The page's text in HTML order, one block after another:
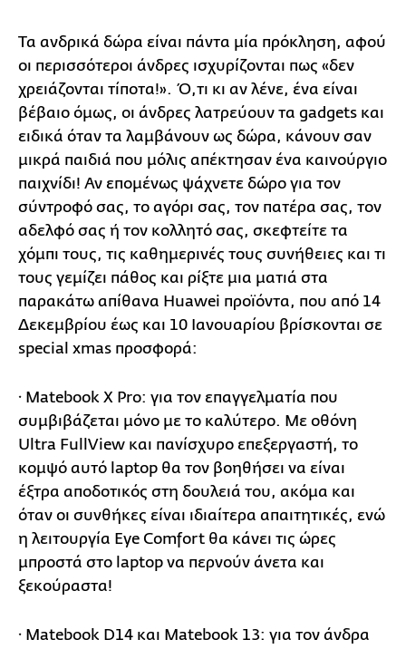
Τα ανδρικά δώρα είναι πάντα μία πρόκληση, αφού
οι περισσότεροι άνδρες ισχυρίζονται πως «δεν
χρειάζονται τίποτα!». Ό,τι κι αν λένε, ένα είναι
βέβαιο όμως, οι άνδρες λατρεύουν τα gadgets και
ειδικά όταν τα λαμβάνουν ως δώρα, κάνουν σαν
μικρά παιδιά που μόλις απέκτησαν ένα καινούργιο
παιχνίδι! Αν επομένως ψάχνετε δώρο για τον
σύντροφό σας, το αγόρι σας, τον πατέρα σας, τον
αδελφό σας ή τον κολλητό σας, σκεφτείτε τα
χόμπι τους, τις καθημερινές τους συνήθειες και τι
τους γεμίζει πάθος και ρίξτε μια ματιά στα
παρακάτω απίθανα Huawei προϊόντα, που από 14
Δεκεμβρίου έως και 10 Ιανουαρίου βρίσκονται σε
special xmas προσφορά:
· Matebook X Pro: για τον επαγγελματία που
συμβιβάζεται μόνο με το καλύτερο. Με οθόνη
Ultra FullView και πανίσχυρο επεξεργαστή, το
κομψό αυτό laptop θα τον βοηθήσει να είναι
έξτρα αποδοτικός στη δουλειά του, ακόμα και
όταν οι συνθήκες είναι ιδιαίτερα απαιτητικές, ενώ
η λειτουργία Eye Comfort θα κάνει τις ώρες
μπροστά στο laptop να περνούν άνετα και
ξεκούραστα!
· Matebook D14 και Matebook 13: για τον άνδρα